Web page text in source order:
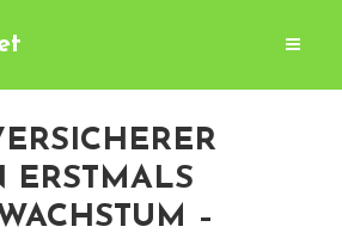
ERSTMALS
–